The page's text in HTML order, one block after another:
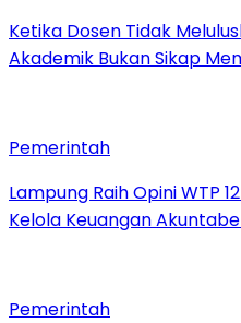
Ketika Dosen Tidak
Akademik Bukan Sikap
Pemerintah
Lampung Raih Opini WTP
Kelola Keuangan
Pemerintah